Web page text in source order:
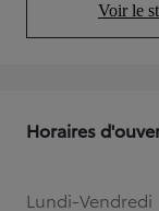
Voir le
Horaires
Lundi-Vendredi